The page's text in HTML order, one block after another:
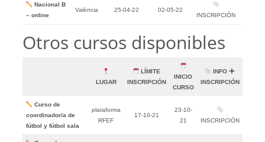
Nacional B
– online
València 25-04-22
02-05-22
INSCRIPCIÓN
Otros cursos disponibles
LUGAR
LÍMITE
INSCRIPCIÓN
INICIO
CURSO
INFO
INSCRIPCIÓN
Curso de
coordinador/a de
fútbol y fútbol sala
plataforma
RFEF
17-10-21
23-10-
21
INSCRIPCIÓN